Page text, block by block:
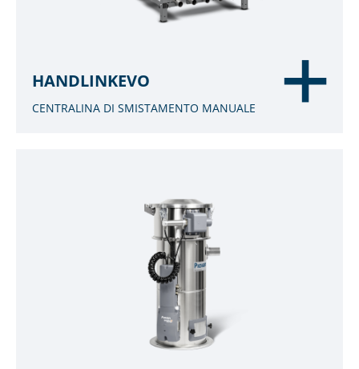
HANDLINKEVO
CENTRALINA DI SMISTAMENTO MANUALE